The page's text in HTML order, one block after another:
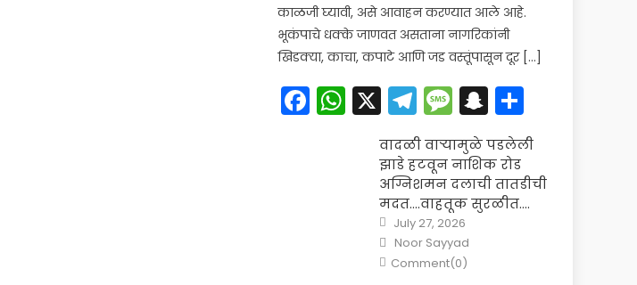
काळजी घ्यावी, असे आवाहन करण्यात आले आहे.
भूकंपाचे धक्के जाणवत असताना नागरिकांनी
खिडक्या, काचा, कपाटे आणि जड वस्तूंपासून दूर […]
Facebook
WhatsApp
X Telegram
Message
Snapchat
वादळी वाऱ्यामुळे पडलेली
झाडे हटवून नाशिक रोड
अग्निशमन दलाची तातडीची
मदत….वाहतूक सुरळीत….
Posted
on
July 27, 2026
Author
Noor Sayyad
Comment(0)